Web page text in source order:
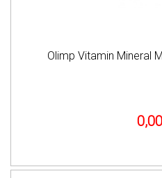
Olimp Vitamin Mineral